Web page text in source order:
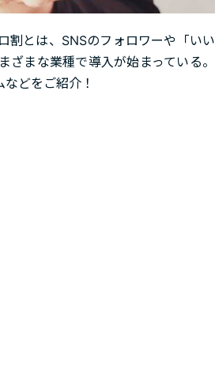
とは、SNSのフォロワーや「いい
まな業種で導入が始まっている。
どをご紹介！